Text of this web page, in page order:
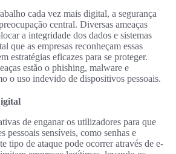
cada vez mais digital, a segurança
central. Diversas ameaças
a integridade dos dados e sistemas
que as empresas reconheçam essas
estratégias eficazes para se proteger.
estão o phishing, malware e
o uso indevido de dispositivos pessoais.
de enganar os utilizadores para que
pessoais sensíveis, como senhas e
tipo de ataque pode ocorrer através de e-